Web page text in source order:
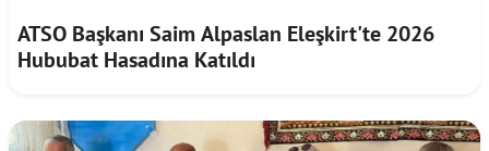
ATSO Başkanı Saim Alpaslan Eleşkirt'te 2026
Hububat Hasadına Katıldı